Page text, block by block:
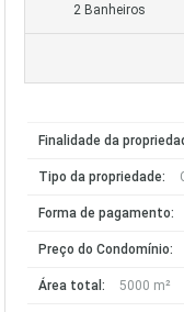
2 Banheiros
Finalidade da
Tipo da propriedade:
Forma de pagamento:
Preço do Condomínio:
Área total: 5000 m²